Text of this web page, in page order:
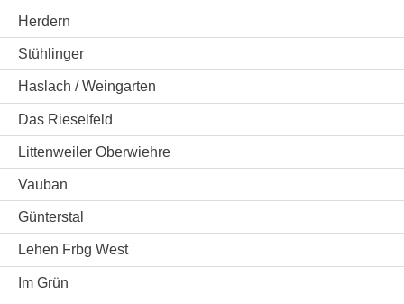
Herdern
Stühlinger
Haslach / Weingarten
Das Rieselfeld
Littenweiler Oberwiehre
Vauban
Günterstal
Lehen Frbg West
Im Grün